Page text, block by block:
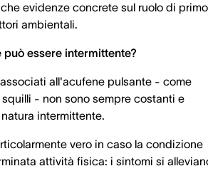
evidenze concrete sul ruolo di primo
ambientali.
può essere intermittente?
all'acufene pulsante - come
- non sono sempre costanti e
intermittente.
vero in caso la condizione
attività fisica: i sintomi si